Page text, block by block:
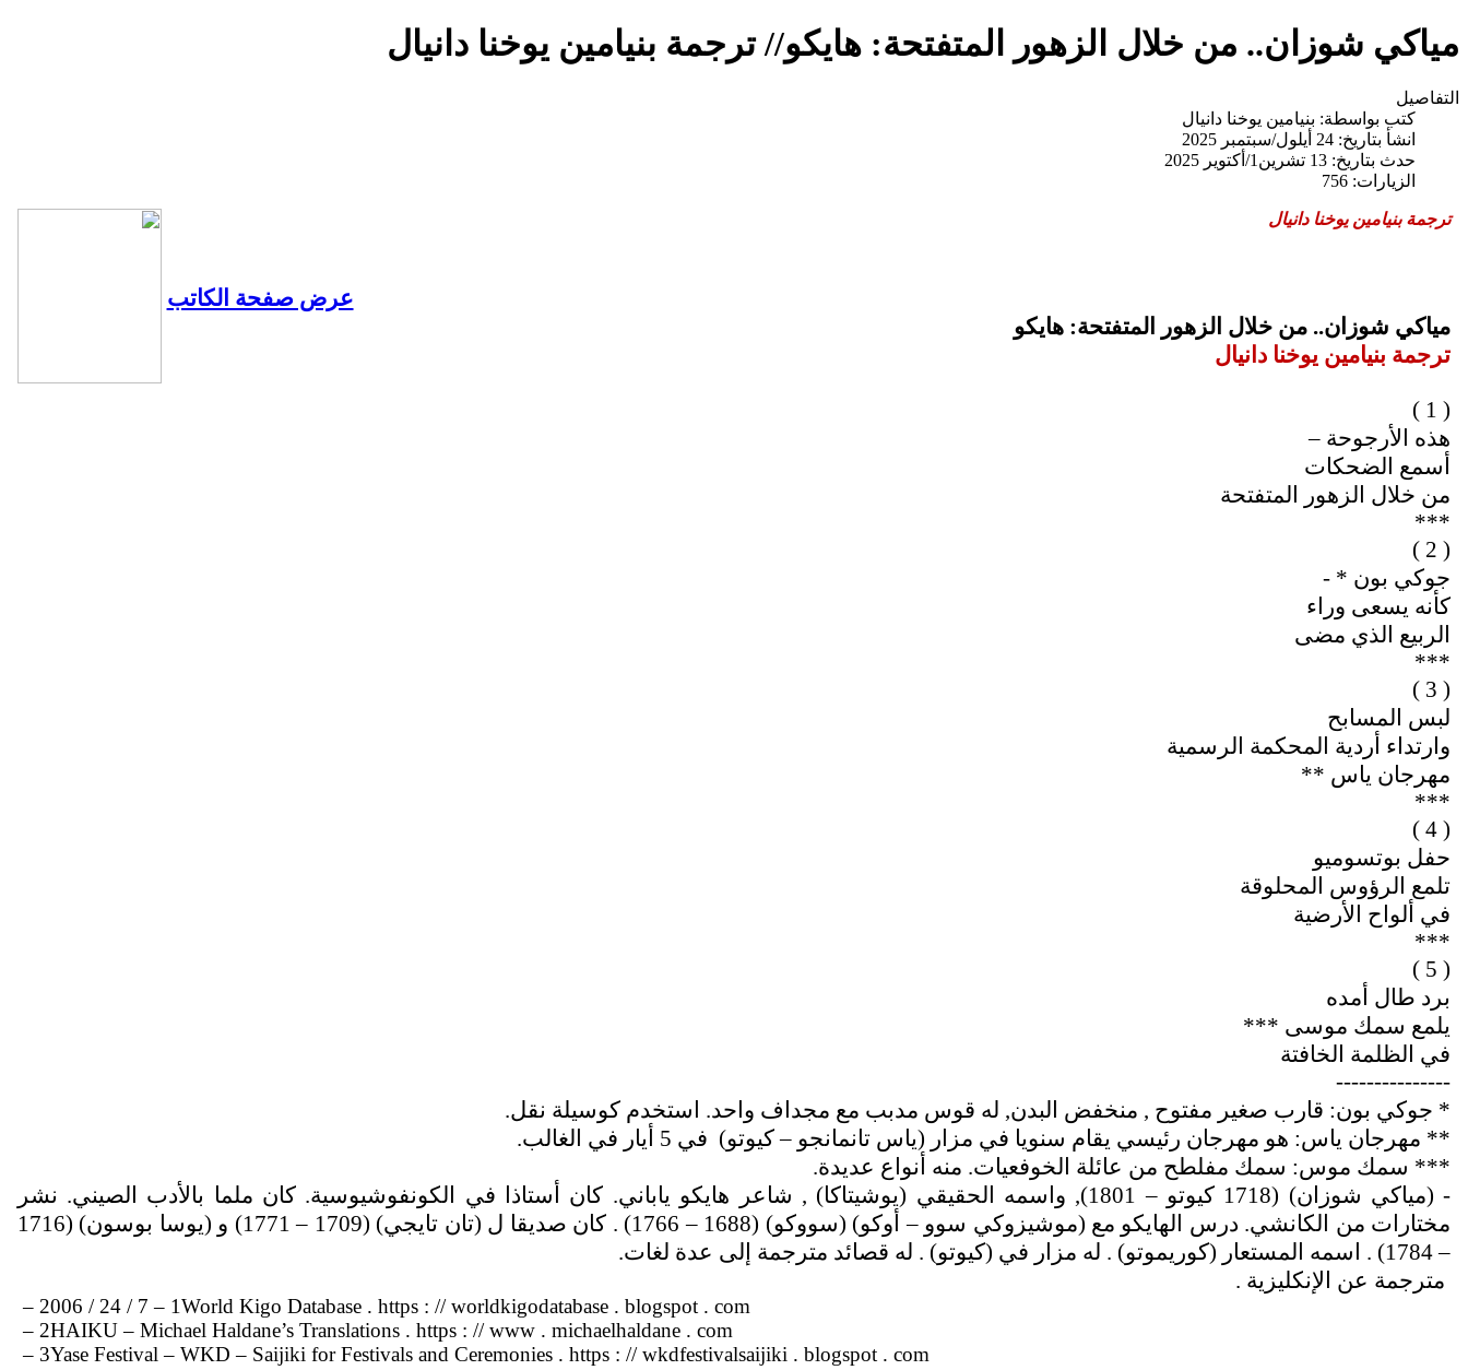
مياكي شوزان.. من خلال الزهور المتفتحة: هايكو// ترجمة بنيامين يوخنا دانيال
التفاصيل
كتب بواسطة: بنيامين يوخنا دانيال
انشأ بتاريخ: 24 أيلول/سبتمبر 2025
حدث بتاريخ: 13 تشرين1/أكتوير 2025
الزيارات: 756
ترجمة بنيامين يوخنا دانيال
عرض صفحة الكاتب
مياكي شوزان.. من خلال الزهور المتفتحة: هايكو
ترجمة بنيامين يوخنا دانيال
( 1 )
هذه الأرجوحة –
أسمع الضحكات
من خلال الزهور المتفتحة
***
( 2 )
جوكي بون * -
كأنه يسعى وراء
الربيع الذي مضى
***
( 3 )
لبس المسابح
وارتداء أردية المحكمة الرسمية
مهرجان ياس **
***
( 4 )
حفل بوتسوميو
تلمع الرؤوس المحلوقة
في ألواح الأرضية
***
( 5 )
برد طال أمده
يلمع سمك موسى ***
في الظلمة الخافتة
---------------
* جوكي بون: قارب صغير مفتوح , منخفض البدن, له قوس مدبب مع مجداف واحد. استخدم كوسيلة نقل.
** مهرجان ياس: هو مهرجان رئيسي يقام سنويا في مزار (ياس تانمانجو – كيوتو) في 5 أيار في الغالب.
*** سمك موس: سمك مفلطح من عائلة الخوفعيات. منه أنواع عديدة.
- (مياكي شوزان) (1718 كيوتو – 1801), واسمه الحقيقي (يوشيتاكا) , شاعر هايكو ياباني. كان أستاذا في الكونفوشيوسية. كان ملما بالأدب الصيني. نشر
مختارات من الكانشي. درس الهايكو مع (موشيزوكي سوو – أوكو) (سووكو) (1688 – 1766) . كان صديقا ل (تان تايجي) (1709 – 1771) و (يوسا بوسون) (1716
– 1784) . اسمه المستعار (كوريموتو) . له مزار في (كيوتو) . له قصائد مترجمة إلى عدة لغات.
مترجمة عن الإنكليزية .
1 – 7 / 24 / 2006 –World Kigo Database . https : // worldkigodatabase . blogspot . com
2 –HAIKU – Michael Haldane’s Translations . https : // www . michaelhaldane . com
3 –Yase Festival – WKD – Saijiki for Festivals and Ceremonies . https : // wkdfestivalsaijiki . blogspot . com